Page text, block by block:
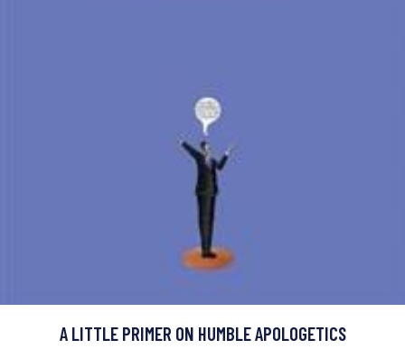
A LITTLE PRIMER ON HUMBLE APOLOGETICS